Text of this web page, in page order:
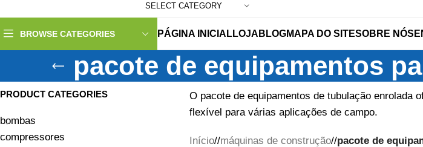
SELECT CATEGORY
BROWSE CATEGORIES PÁGINA INICIALLOJA BLOGMAPA DO SITESOBRE NÓS
pacote de equipamentos
PRODUCT CATEGORIES
bombas
compressores
O pacote de equipamentos de tubulação enrolada
flexível para várias aplicações de campo.
Início/ máquinas de construção/ pacote de